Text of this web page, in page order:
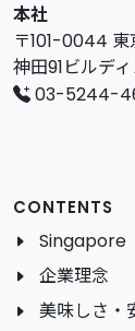
本社
〒101-0044
神田91ビルデ
03-5244-
CONTENTS
Singapore
企業理念
美味しさ・